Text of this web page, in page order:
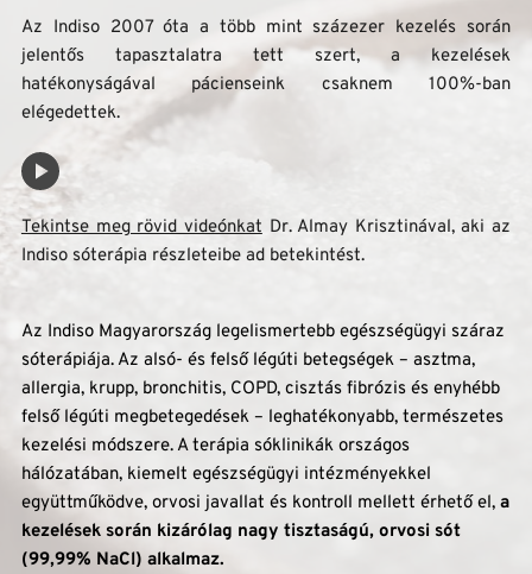
Az Indiso 2007 óta a több mint százezer kezelés során
jelentős tapasztalatra tett szert, a kezelések
hatékonyságával pácienseink csaknem 100%-ban
elégedettek.
Tekintse meg rövid videónkat Dr. Almay Krisztinával, aki az
Indiso sóterápia részleteibe ad betekintést.
Az Indiso Magyarország legelismertebb egészségügyi száraz
sóterápiája. Az alsó- és felső légúti betegségek – asztma,
allergia, krupp, bronchitis, COPD, cisztás fibrózis és enyhébb
felső légúti megbetegedések – leghatékonyabb, természetes
kezelési módszere. A terápia sóklinikák országos
hálózatában, kiemelt egészségügyi intézményekkel
együttműködve, orvosi javallat és kontroll mellett érhető el, a
kezelések során kizárólag nagy tisztaságú, orvosi sót
(99,99% NaCl) alkalmaz.